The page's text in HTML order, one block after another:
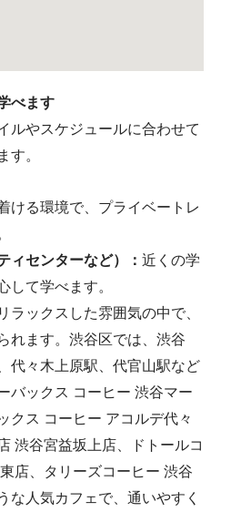
べます
ルやスケジュールに合わせて
。
ける環境で、プライベートレ
ィセンターなど）： 近くの学
て学べます。
リラックスした雰囲気の中で、
れます。渋谷区では、渋谷
代々木上原駅、代官山駅など
バックス コーヒー 渋谷マー
クス コーヒー アコルデ代々
渋谷宮益坂上店、ドトールコ
店、タリーズコーヒー 渋谷
な人気カフェで、通いやすく